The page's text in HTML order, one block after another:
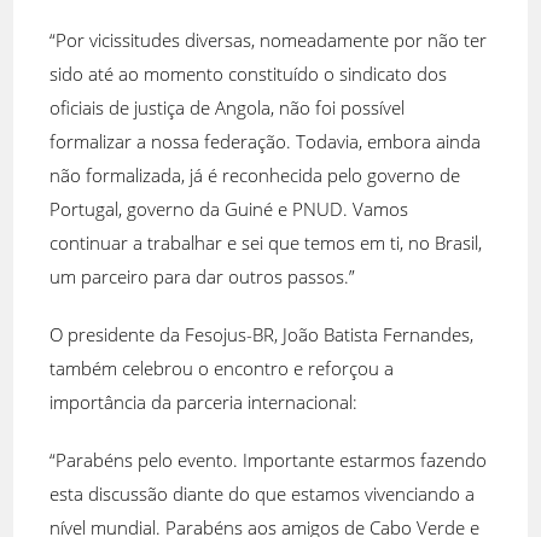
“Por vicissitudes diversas, nomeadamente por não ter
sido até ao momento constituído o sindicato dos
oficiais de justiça de Angola, não foi possível
formalizar a nossa federação. Todavia, embora ainda
não formalizada, já é reconhecida pelo governo de
Portugal, governo da Guiné e PNUD. Vamos
continuar a trabalhar e sei que temos em ti, no Brasil,
um parceiro para dar outros passos.”
O presidente da Fesojus-BR, João Batista Fernandes,
também celebrou o encontro e reforçou a
importância da parceria internacional:
“Parabéns pelo evento. Importante estarmos fazendo
esta discussão diante do que estamos vivenciando a
nível mundial. Parabéns aos amigos de Cabo Verde e